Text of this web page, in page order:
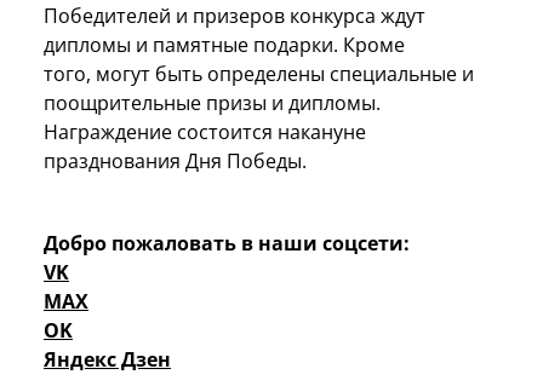
Победителей и призеров конкурса ждут
дипломы и памятные подарки. Кроме
того, могут быть определены специальные и
поощрительные призы и дипломы.
Награждение состоится накануне
празднования Дня Победы.
Добро пожаловать в наши соцсети:
VK
MAX
OK
Яндекс Дзен